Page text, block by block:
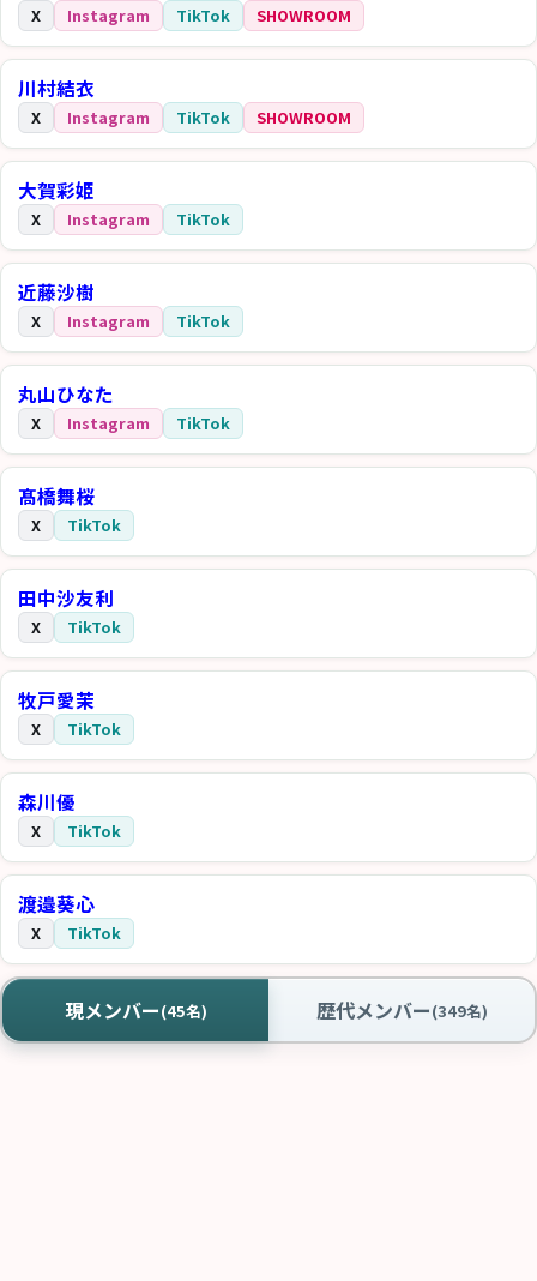
X Instagram TikTok SHOWROOM
川村結衣
X Instagram TikTok SHOWROOM
大賀彩姫
X Instagram TikTok
近藤沙樹
X Instagram TikTok
丸山ひなた
X Instagram TikTok
髙橋舞桜
X TikTok
田中沙友利
X TikTok
牧戸愛茉
X TikTok
森川優
X TikTok
渡邉葵心
X TikTok
現メンバー(45名) 歴代メンバー(349名)